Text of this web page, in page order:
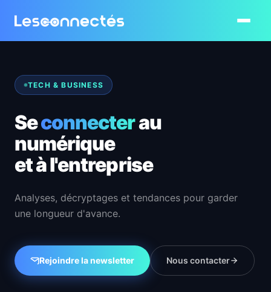
Ouvrir le
TECH & BUSINESS
Seconnecterau
numérique
et à l'entreprise
Analyses, décryptages et tendances pour garder
une longueur d'avance.
Rejoindre la newsletter Nous contacter